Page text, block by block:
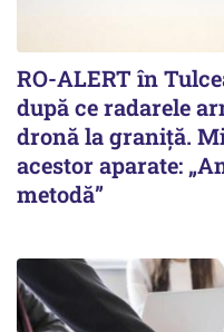
RO-ALERT în
după ce radarele
dronă la graniță.
acestor aparate:
metodă”